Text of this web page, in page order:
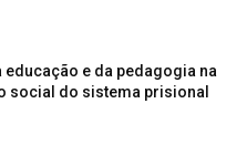
educação e da pedagogia na
social do sistema prisional